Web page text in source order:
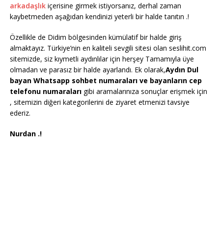
arkadaşlık içerisine girmek istiyorsanız, derhal zaman
kaybetmeden aşağıdan kendinizi yeterli bir halde tanıtın .!
Özellikle de Didim bölgesinden kümülatif bir halde giriş
almaktayız. Türkiye’nin en kaliteli sevgili sitesi olan seslihit.com
sitemizde, siz kıymetli aydınlılar için herşey Tamamıyla üye
olmadan ve parasız bir halde ayarlandı. Ek olarak,Aydın Dul
bayan Whatsapp sohbet numaraları ve bayanların cep
telefonu numaraları gibi aramalarınıza sonuçlar erişmek için
, sitemizin diğeri kategorilerini de ziyaret etmenizi tavsiye
ederiz.
Nurdan .!